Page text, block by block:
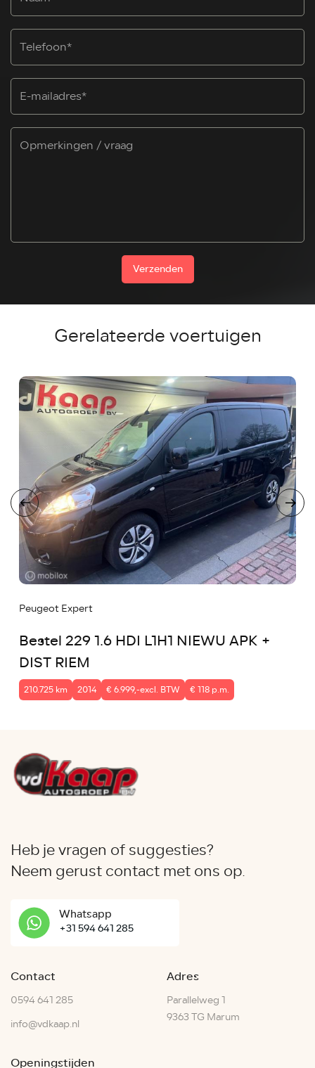
Verzenden
Gerelateerde voertuigen
Peugeot Expert
Bestel 229 1.6 HDI L1H1 NIEWU APK +
DIST RIEM
210.725 km 2014 € 6.999,-excl. BTW € 118 p.m.
Heb je vragen of suggesties?
Neem gerust contact met ons op.
Whatsapp
+31 594 641 285
Contact
0594 641 285
info@vdkaap.nl
Adres
Parallelweg 1
9363 TG Marum
Openingstijden